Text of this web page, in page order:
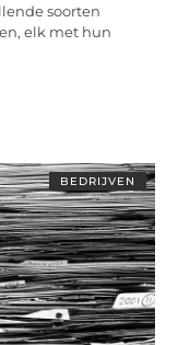
soorten
elk met hun
BEDRIJVEN